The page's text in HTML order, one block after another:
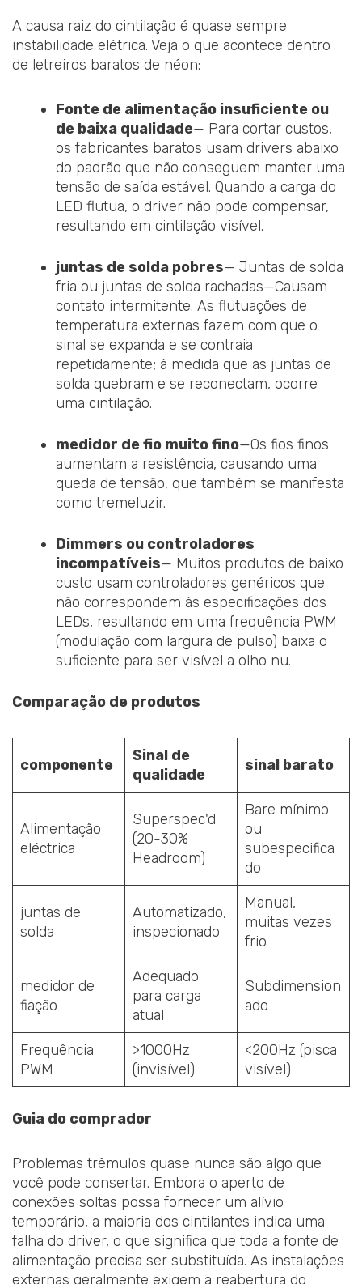
A causa raiz do cintilação é quase sempre
instabilidade elétrica. Veja o que acontece dentro
de letreiros baratos de néon:
Fonte de alimentação insuficiente ou
de baixa qualidade— Para cortar custos,
os fabricantes baratos usam drivers abaixo
do padrão que não conseguem manter uma
tensão de saída estável. Quando a carga do
LED flutua, o driver não pode compensar,
resultando em cintilação visível.
juntas de solda pobres— Juntas de solda
fria ou juntas de solda rachadas—Causam
contato intermitente. As flutuações de
temperatura externas fazem com que o
sinal se expanda e se contraia
repetidamente; à medida que as juntas de
solda quebram e se reconectam, ocorre
uma cintilação.
medidor de fio muito fino—Os fios finos
aumentam a resistência, causando uma
queda de tensão, que também se manifesta
como tremeluzir.
Dimmers ou controladores
incompatíveis— Muitos produtos de baixo
custo usam controladores genéricos que
não correspondem às especificações dos
LEDs, resultando em uma frequência PWM
(modulação com largura de pulso) baixa o
suficiente para ser visível a olho nu.
Comparação de produtos
componente
Sinal de
qualidade
sinal barato
Alimentação
eléctrica
Superspec'd
(20-30%
Headroom)
Bare mínimo
ou
subespecifica
do
juntas de
solda
Automatizado,
inspecionado
Manual,
muitas vezes
frio
medidor de
fiação
Adequado
para carga
atual
Subdimension
ado
Frequência
PWM
>1000Hz
(invisível)
<200Hz (pisca
visível)
Guia do comprador
Problemas trêmulos quase nunca são algo que
você pode consertar. Embora o aperto de
conexões soltas possa fornecer um alívio
temporário, a maioria dos cintilantes indica uma
falha do driver, o que significa que toda a fonte de
alimentação precisa ser substituída. As instalações
externas geralmente exigem a reabertura do